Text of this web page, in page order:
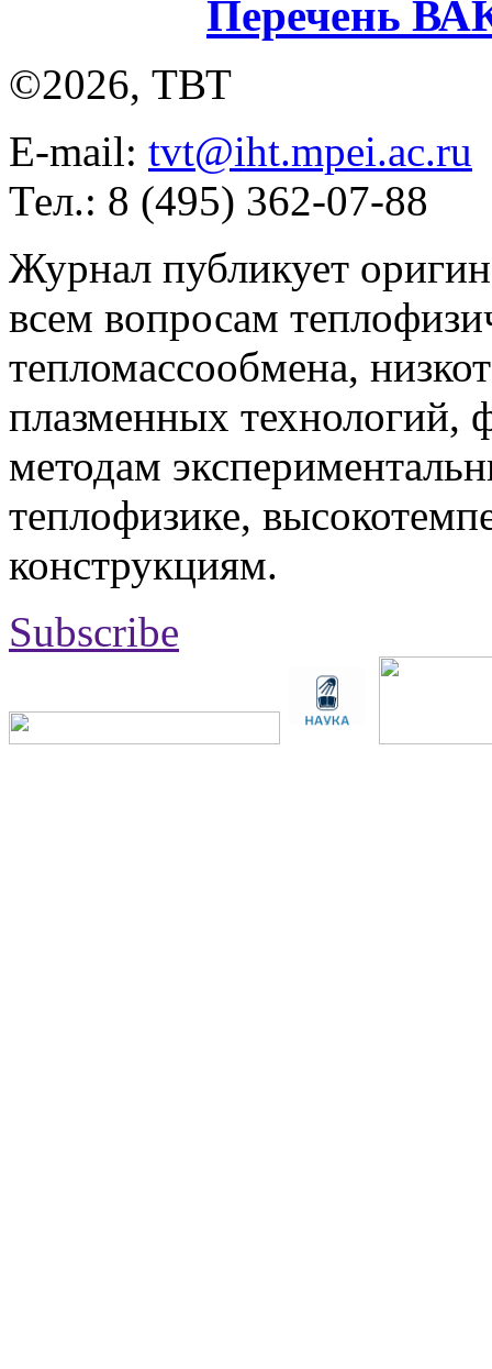
Перечень
©2026, ТВТ
E-mail: tvt@iht.mpei.ac.ru
Тел.: 8 (495) 362-07-88
Журнал публикует
всем вопросам
тепломассообмена,
плазменных технологий,
методам
теплофизике,
конструкциям.
Subscribe